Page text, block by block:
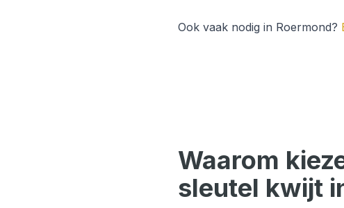
Ook vaak nodig in Roermond?
Waarom
sleutel kwijt